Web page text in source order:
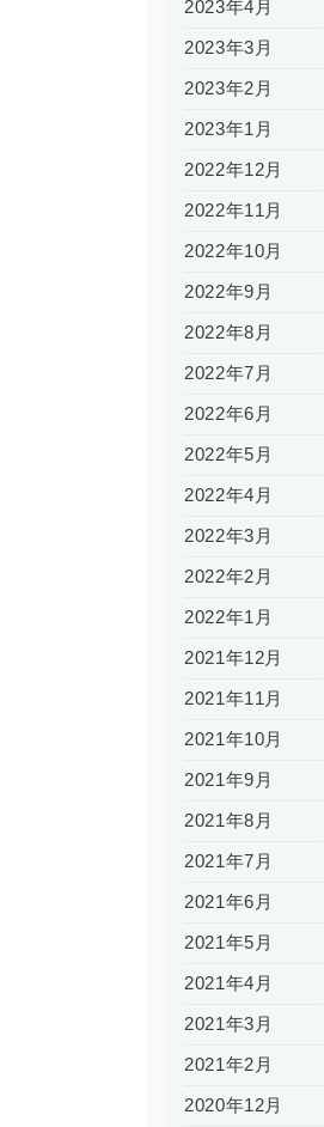
2023年4月
2023年3月
2023年2月
2023年1月
2022年12月
2022年11月
2022年10月
2022年9月
2022年8月
2022年7月
2022年6月
2022年5月
2022年4月
2022年3月
2022年2月
2022年1月
2021年12月
2021年11月
2021年10月
2021年9月
2021年8月
2021年7月
2021年6月
2021年5月
2021年4月
2021年3月
2021年2月
2020年12月